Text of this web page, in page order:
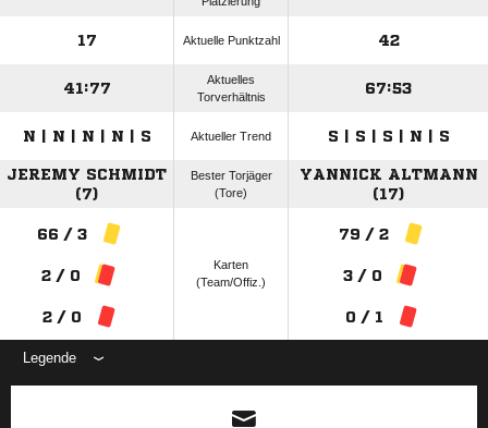
17 Aktuelle Punktzahl 42
41:77
Aktuelles
Torverhältnis
67:53
N | N | N | N | S Aktueller Trend S | S | S | N | S
JEREMY SCHMIDT
(7)
Bester Torjäger
(Tore)
YANNICK ALTMANN
(17)
66 / 3
2 / 0
2 / 0
Karten
(Team/Offiz.)
79 / 2
3 / 0
0 / 1
Legende
ANZEIGE